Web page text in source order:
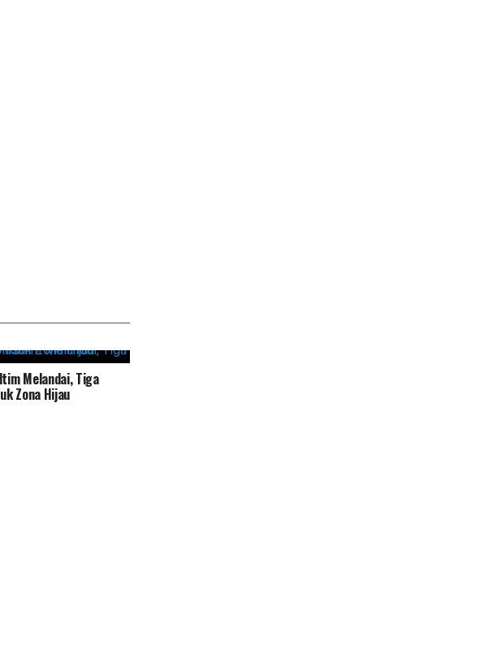
Melandai, Tiga
Zona Hijau